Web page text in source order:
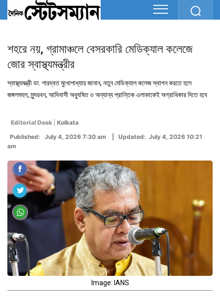
শহরে নয়, গ্রামাঞ্চলে বেসরকারি মেডিক্যাল কলেজে
জোর স্বাস্থ্যমন্ত্রীর
স্বাস্থ্যমন্ত্রী ডা. শারদ্বত মুখোপাধ্যায় জানান, নতুন মেডিক্যাল কলেজ স্থাপন করতে হলে
জঙ্গলমহল, সুন্দরবন, আদিবাসী অধ্যুষিত ও অন্যান্য প্রান্তিক এলাকাকেই অগ্রাধিকার দিতে হবে
Editorial Desk
Kolkata
Published: July 4, 2026 7:30 am | Updated: July 4, 2026 10:21
am
Image: IANS